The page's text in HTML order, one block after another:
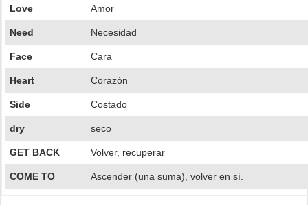
Love Amor
Need Necesidad
Face Cara
Heart Corazón
Side Costado
dry seco
GET BACK Volver, recuperar
COME TO Ascender (una suma), volver en sí.